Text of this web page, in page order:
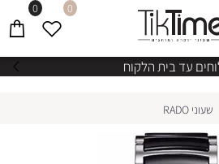
עד בית הלקוח
0 0
שעוני RADO